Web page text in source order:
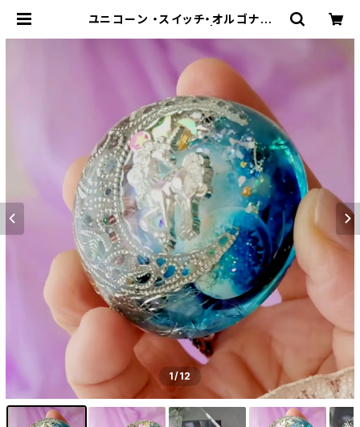
ユニコーン ・スイッチ・オルゴナイ
ト&神聖幾何学アートＳＨＯＰ【RAIN
BOW★アルケミーアート】
1/12